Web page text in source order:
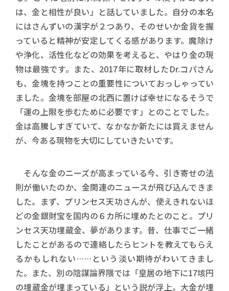
は、金と相性が良い」と話していました。自分の本名
にはさんずいの漢字が２つあり、そのせいか金貨を握
っていると精神が安定してくる感があります。魔除け
や浄化、活性化などの効果を考えると、やはり金の現
物は最強です。また、2017年に取材したDr.コパさん
も、金塊を持つことの重要性についておっしゃってい
ました。金塊を部屋の北西に置けば幸せになるそうで
「運の上限を歩むために必要です」とのことでした。
金は高騰しすぎていて、なかなか新たには買えません
が、今ある現物を大切にしていきたいです。
そんな金のニーズが高まっている今、引き寄せの法
則が働いたのか、金関連のニュースが飛び込んできま
した。まず、プリンセス天功さんが、使えきれないほ
どの金銀財宝を国内の６カ所に埋めたとのこと。プリ
ンセス天功埋蔵金、夢があります。昔、仕事でご一緒
したことがあるので連絡したらヒントを教えてもらえ
るかもしれない……という淡い期待がわいてきまし
た。また、別の陰謀論界隈では「皇居の地下に17垓円
の埋蔵金が埋まっている」という説が浮上。大金が埋